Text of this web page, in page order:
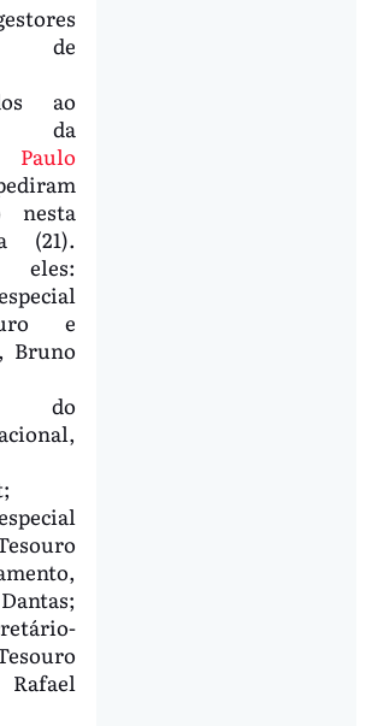
de
ao
da
Paulo
nesta
(21).
e
Bruno
do